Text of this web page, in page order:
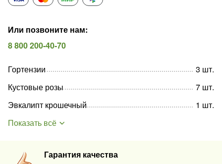
Или позвоните нам:
8 800 200-40-70
Гарантия качества
Гортензии 3 шт.
Кустовые розы
7 шт.
Эвкалипт крошечный
1 шт.
Показать всё